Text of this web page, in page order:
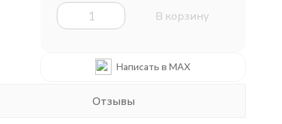
В корзину
Написать в MAX
Отзывы